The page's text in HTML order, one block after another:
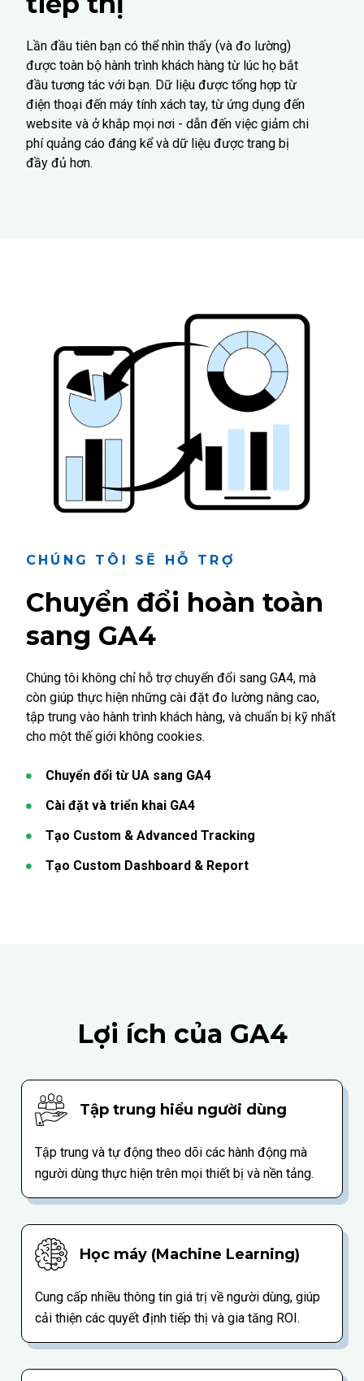
Lần đầu tiên bạn có thể nhìn thấy (và đo lường)
được toàn bộ hành trình khách hàng từ lúc họ bắt
đầu tương tác với bạn. Dữ liệu được tổng hợp từ
điện thoại đến máy tính xách tay, từ ứng dụng đến
website và ở khắp mọi nơi - dẫn đến việc giảm chi
phí quảng cáo đáng kể và dữ liệu được trang bị
đầy đủ hơn.
CHÚNG TÔI SẼ HỖ TRỢ
Chuyển đổi hoàn toàn
sang GA4
Chúng tôi không chỉ hỗ trợ chuyển đổi sang GA4, mà
còn giúp thực hiện những cài đặt đo lường nâng cao,
tập trung vào hành trình khách hàng, và chuẩn bị kỹ nhất
cho một thế giới không cookies.
Chuyển đổi từ UA sang GA4
Cài đặt và triển khai GA4
Tạo Custom & Advanced Tracking
Tạo Custom Dashboard & Report
Lợi ích của GA4
Tập trung hiểu người dùng
Tập trung và tự động theo dõi các hành động mà
người dùng thực hiện trên mọi thiết bị và nền tảng.
Học máy (Machine Learning)
Cung cấp nhiều thông tin giá trị về người dùng, giúp
cải thiện các quyết định tiếp thị và gia tăng ROI.